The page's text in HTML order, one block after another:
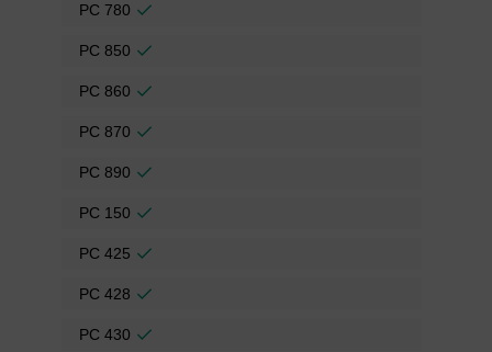
PC 780
PC 850
PC 860
PC 870
PC 890
PC 150
PC 425
PC 428
PC 430